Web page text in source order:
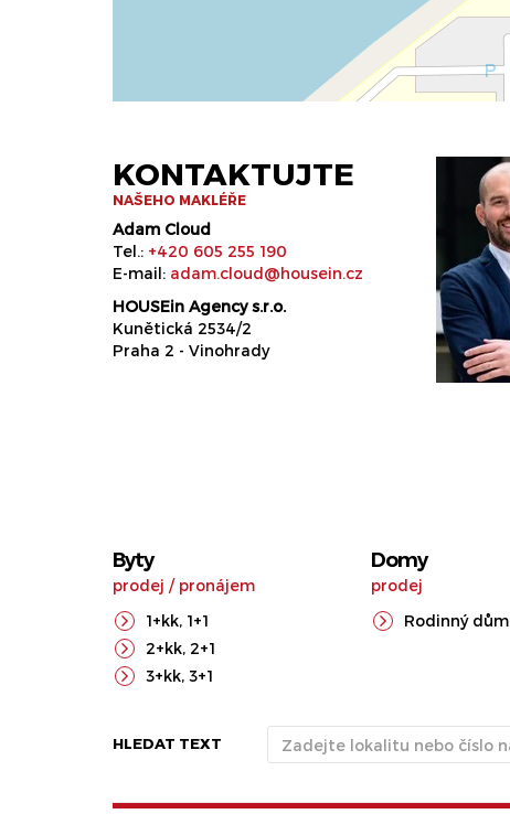
KONTAKTUJTE
NAŠEHO MAKLÉŘE
Adam Cloud
Tel.: +420 605 255 190
E-mail: adam.cloud@housein.cz
HOUSEin Agency s.r.o.
Kunětická 2534/2
Praha 2 - Vinohrady
Byty
prodej / pronájem
1+kk, 1+1
2+kk, 2+1
3+kk, 3+1
Domy
prodej
Rodinný dům
HLEDAT TEXT